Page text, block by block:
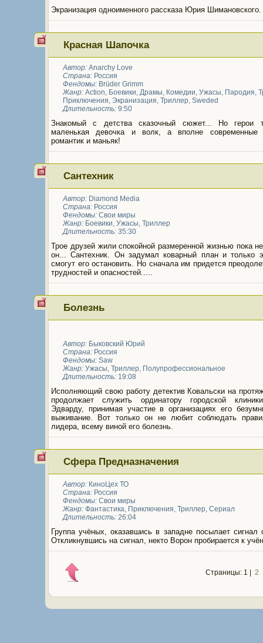
Экранизация одноименного рассказа Юрия Шимановского.
Красная Шапочка
Автор: Anarchy Love
Страна: Россия
Фендомы: Brüder Grimm
Жанр: Action, Боевики, Драмы, Комедии, Ужасы, Пародия,
Приключения, Экранизация, Триллер, Sweded
Длительность: 9:50
Знакомый с детства сказочный сюжет... Но герои
маленькая девочка и волк, а вполне современные
романтик и маньяк!
Сантехник
Автор: Diamond Media
Страна: Россия
Фендомы: Свои миры
Жанр: Боевики, Ужасы, Триллер
Длительность: 35:30
Трое друзей жили спокойной размеренной жизнью пока
он... Сантехник. Он задумал коварный план и только
смогут его остановить. Но сначала им придется
трудностей и опасностей.....
Болезнь
Автор: Быковский Юрий
Страна: Россия
Фендомы: Saw
Жанр: Ужасы, Триллер, Полупрофессиональное
Длительность: 19:08
Исполняющий свою работу детектив Ковальски на
продолжает служить ординатору городской
Эдварду, принимая участие в организациях его
выживание. Вот только он не любит соблюдать
лидера, всему виной его болезнь.
Сфера Предназначения
Автор: КиноЦех ТО
Страна: Россия
Фендомы: Свои миры
Жанр: Фантастика, Приключения, Триллер, Сериал
Длительность: 26:04
Группа учёных, оказавшись в западне посылает
Откликнувшись на сигнал, некто Ворон пробирается к
Страницы: 1 | 2